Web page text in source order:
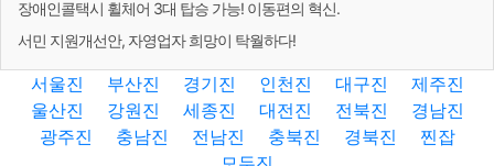
장애인콜택시 휠체어 3대 탑승 가능! 이동편의 혁신.
서민 지원개선안, 자영업자 희망이 탁월하다!
서울진 부산진 경기진 인천진 대구진
제주진
울산진
강원진 세종진 대전진 전북진
경남진
광주진
충남진 전남진 충북진 경북진
찐잡